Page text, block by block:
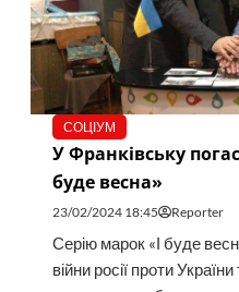
СОЦІУМ
У Франківську
буде весна»
23/02/2024 18:45 Reporter
Серію марок «І буде
війни росії проти